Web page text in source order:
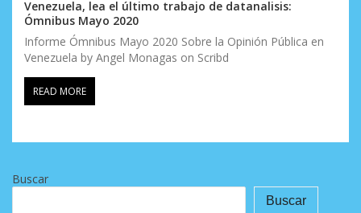
Venezuela, lea el último trabajo de datanalisis:
Ómnibus Mayo 2020
Informe Ómnibus Mayo 2020 Sobre la Opinión Pública en
Venezuela by Angel Monagas on Scribd
READ MORE
Buscar
Buscar